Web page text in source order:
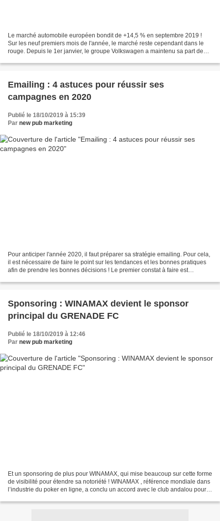
Le marché automobile européen bondit de +14,5 % en septembre 2019 !
Sur les neuf premiers mois de l'année, le marché reste cependant dans le
rouge. Depuis le 1er janvier, le groupe Volkswagen a maintenu sa part de
Emailing : 4 astuces pour réussir ses
campagnes en 2020
Publié le 18/10/2019 à 15:39
Par new pub marketing
Pour anticiper l'année 2020, il faut préparer sa stratégie emailing. Pour cela,
il est nécessaire de faire le point sur les tendances et les bonnes pratiques
afin de prendre les bonnes décisions ! Le premier constat à faire est
Sponsoring : WINAMAX devient le sponsor
principal du GRENADE FC
Publié le 18/10/2019 à 12:46
Par new pub marketing
Et un sponsoring de plus pour WINAMAX, qui mise beaucoup sur cette forme
de visibilité pour étendre sa notoriété ! WINAMAX , référence mondiale dans
l’industrie du poker en ligne, a conclu un accord avec le club andalou pour